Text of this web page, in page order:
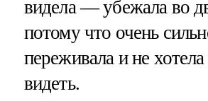
видела — убежала во
потому что очень
переживала и не
видеть.